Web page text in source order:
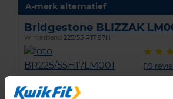
A-merk alternatief
Bridgestone BLIZZAK
Winterband 225/55 R17 97H
(19